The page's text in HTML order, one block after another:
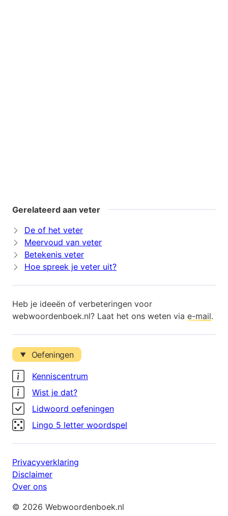
Gerelateerd aan veter
De of het veter
Meervoud van veter
Betekenis veter
Hoe spreek je veter uit?
Heb je ideeën of verbeteringen voor
webwoordenboek.nl? Laat het ons weten via e-mail.
Oefeningen
Kenniscentrum
Wist je dat?
Lidwoord oefeningen
Lingo 5 letter woordspel
Privacyverklaring
Disclaimer
Over ons
© 2026 Webwoordenboek.nl